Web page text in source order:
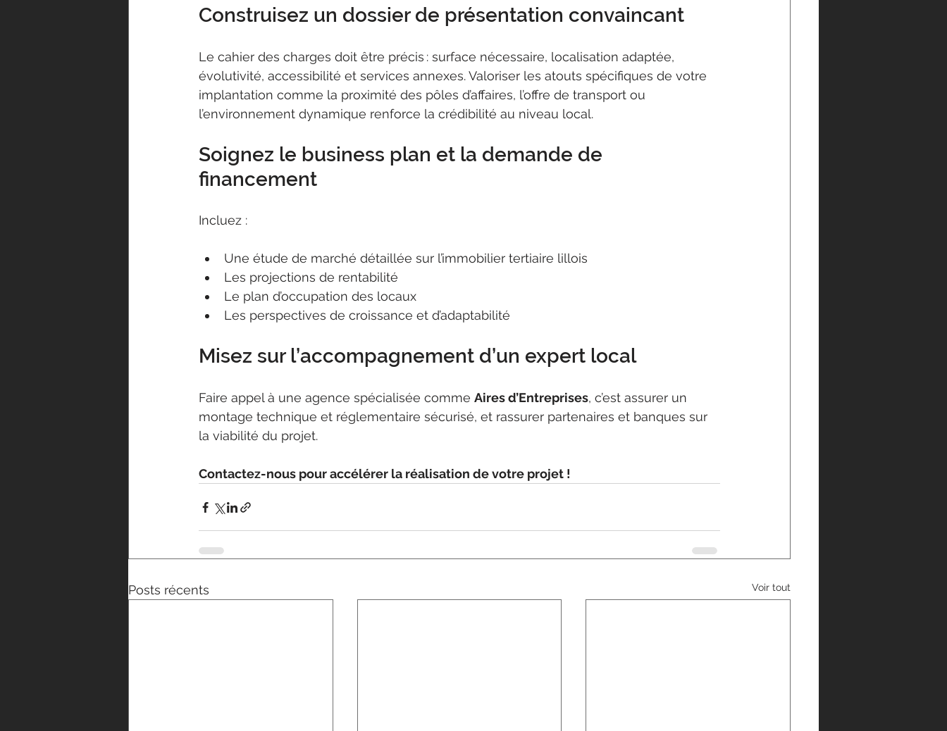
Construisez un dossier de présentation convaincant
Le cahier des charges doit être précis : surface nécessaire, localisation adaptée,
évolutivité, accessibilité et services annexes. Valoriser les atouts spécifiques de votre
implantation comme la proximité des pôles d’affaires, l’offre de transport ou
l’environnement dynamique renforce la crédibilité au niveau local.
Soignez le business plan et la demande de
financement
Incluez :
Une étude de marché détaillée sur l’immobilier tertiaire lillois
Les projections de rentabilité
Le plan d’occupation des locaux
Les perspectives de croissance et d’adaptabilité
Misez sur l’accompagnement d’un expert local
Faire appel à une agence spécialisée comme Aires d’Entreprises, c’est assurer un
montage technique et réglementaire sécurisé, et rassurer partenaires et banques sur
la viabilité du projet.
Contactez-nous pour accélérer la réalisation de votre projet !
Posts récents Voir tout